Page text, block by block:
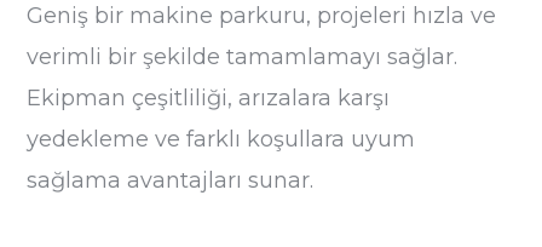
Geniş bir makine parkuru, projeleri hızla ve
verimli bir şekilde tamamlamayı sağlar.
Ekipman çeşitliliği, arızalara karşı
yedekleme ve farklı koşullara uyum
sağlama avantajları sunar.